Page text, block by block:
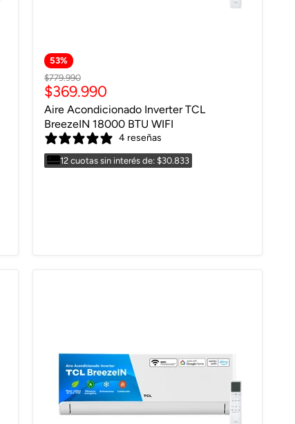
53%
Precio
original
$779.990
Precio
actual
$369.990
Aire Acondicionado Inverter TCL
BreezeIN 18000 BTU WIFI
4 reseñas
12 cuotas sin interés de: $30.833